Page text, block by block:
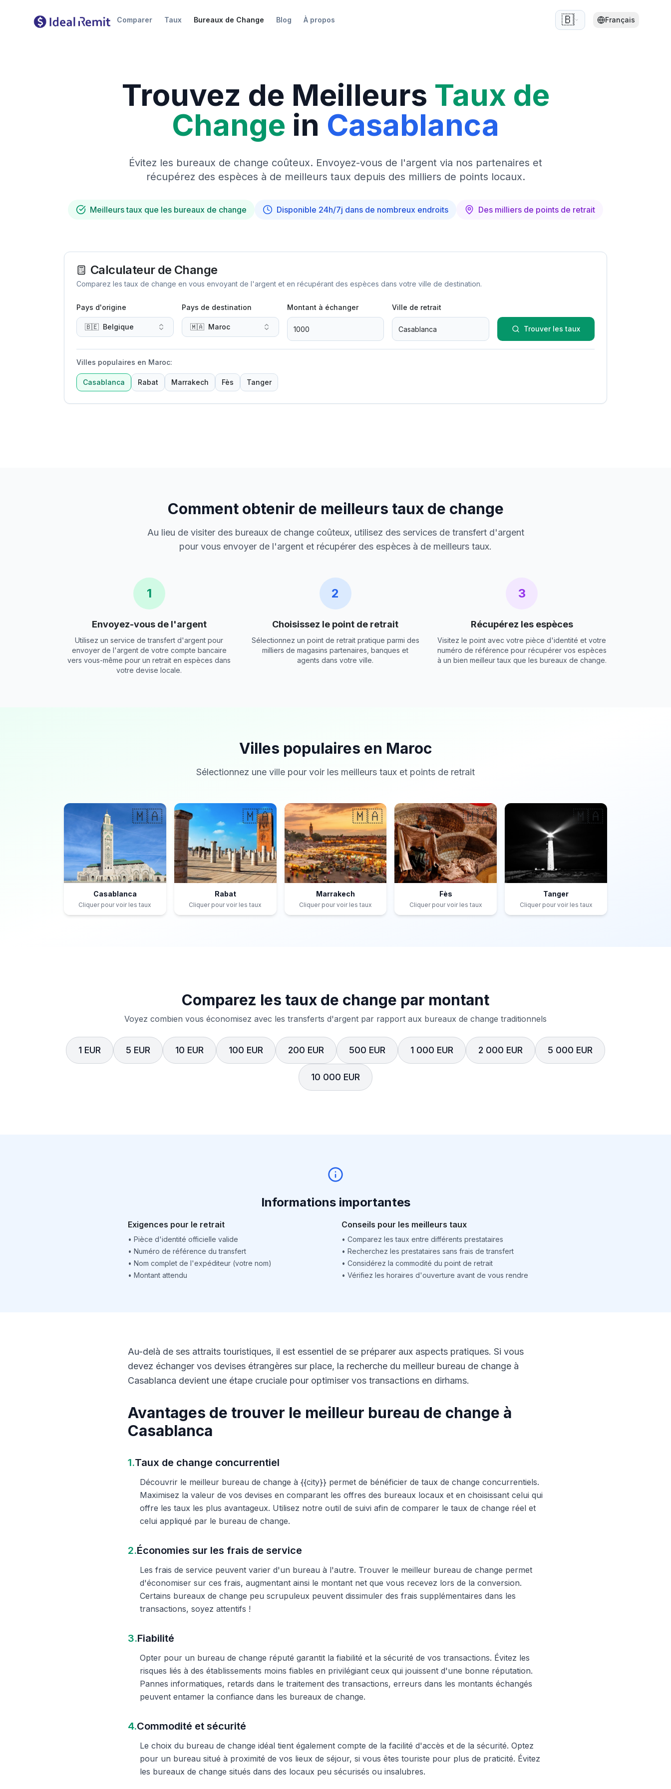
Comparer Taux Bureaux de Change Blog À propos 🇧🇪 Français
Trouvez de Meilleurs Taux de
Change in Casablanca
Évitez les bureaux de change coûteux. Envoyez-vous de l'argent via nos partenaires et
récupérez des espèces à de meilleurs taux depuis des milliers de points locaux.
Meilleurs taux que les bureaux de change Disponible 24h/7j dans de nombreux endroits Des milliers de points de retrait
Calculateur de Change
Comparez les taux de change en vous envoyant de l'argent et en récupérant des espèces dans votre ville de destination.
Pays d'origine
🇧🇪 Belgique
Pays de destination
🇲🇦 Maroc
Montant à échanger Ville de retrait
Trouver les taux
Villes populaires en Maroc:
Casablanca Rabat Marrakech Fès Tanger
Comment obtenir de meilleurs taux de change
Au lieu de visiter des bureaux de change coûteux, utilisez des services de transfert d'argent
pour vous envoyer de l'argent et récupérer des espèces à de meilleurs taux.
1
Envoyez-vous de l'argent
Utilisez un service de transfert d'argent pour
envoyer de l'argent de votre compte bancaire
vers vous-même pour un retrait en espèces dans
votre devise locale.
2
Choisissez le point de retrait
Sélectionnez un point de retrait pratique parmi des
milliers de magasins partenaires, banques et
agents dans votre ville.
3
Récupérez les espèces
Visitez le point avec votre pièce d'identité et votre
numéro de référence pour récupérer vos espèces
à un bien meilleur taux que les bureaux de change.
Villes populaires en Maroc
Sélectionnez une ville pour voir les meilleurs taux et points de retrait
🇲🇦
Casablanca
Cliquer pour voir les taux
🇲🇦
Rabat
Cliquer pour voir les taux
🇲🇦
Marrakech
Cliquer pour voir les taux
🇲🇦
Fès
Cliquer pour voir les taux
🇲🇦
Tanger
Cliquer pour voir les taux
Comparez les taux de change par montant
Voyez combien vous économisez avec les transferts d'argent par rapport aux bureaux de change traditionnels
1 EUR 5 EUR 10 EUR 100 EUR 200 EUR 500 EUR 1 000 EUR 2 000 EUR 5 000 EUR
10 000 EUR
Informations importantes
Exigences pour le retrait
• Pièce d'identité officielle valide
• Numéro de référence du transfert
• Nom complet de l'expéditeur (votre nom)
• Montant attendu
Conseils pour les meilleurs taux
• Comparez les taux entre différents prestataires
• Recherchez les prestataires sans frais de transfert
• Considérez la commodité du point de retrait
• Vérifiez les horaires d'ouverture avant de vous rendre
Au-delà de ses attraits touristiques, il est essentiel de se préparer aux aspects pratiques. Si vous
devez échanger vos devises étrangères sur place, la recherche du meilleur bureau de change à
Casablanca devient une étape cruciale pour optimiser vos transactions en dirhams.
Avantages de trouver le meilleur bureau de change à
Casablanca
1.Taux de change concurrentiel
Découvrir le meilleur bureau de change à {{city}} permet de bénéficier de taux de change concurrentiels.
Maximisez la valeur de vos devises en comparant les offres des bureaux locaux et en choisissant celui qui
offre les taux les plus avantageux. Utilisez notre outil de suivi afin de comparer le taux de change réel et
celui appliqué par le bureau de change.
2.Économies sur les frais de service
Les frais de service peuvent varier d'un bureau à l'autre. Trouver le meilleur bureau de change permet
d'économiser sur ces frais, augmentant ainsi le montant net que vous recevez lors de la conversion.
Certains bureaux de change peu scrupuleux peuvent dissimuler des frais supplémentaires dans les
transactions, soyez attentifs !
3.Fiabilité
Opter pour un bureau de change réputé garantit la fiabilité et la sécurité de vos transactions. Évitez les
risques liés à des établissements moins fiables en privilégiant ceux qui jouissent d'une bonne réputation.
Pannes informatiques, retards dans le traitement des transactions, erreurs dans les montants échangés
peuvent entamer la confiance dans les bureaux de change.
4.Commodité et sécurité
Le choix du bureau de change idéal tient également compte de la facilité d'accès et de la sécurité. Optez
pour un bureau situé à proximité de vos lieux de séjour, si vous êtes touriste pour plus de praticité. Évitez
les bureaux de change situés dans des locaux peu sécurisés ou insalubres.